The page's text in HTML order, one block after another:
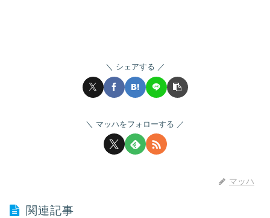
シェアする
マッハをフォローする
マッハ
関連記事